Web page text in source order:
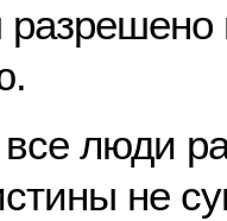
люди
не